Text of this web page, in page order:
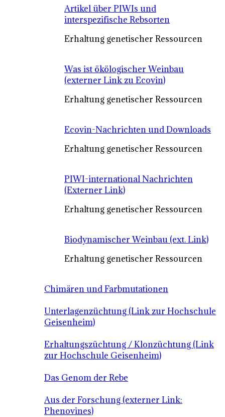
Artikel über PIWIs und
interspezifische Rebsorten
Erhaltung genetischer Ressourcen
Was ist ökölogischer Weinbau
(externer Link zu Ecovin)
Erhaltung genetischer Ressourcen
Ecovin-Nachrichten und Downloads
Erhaltung genetischer Ressourcen
PIWI-international Nachrichten
(Externer Link)
Erhaltung genetischer Ressourcen
Biodynamischer Weinbau (ext. Link)
Erhaltung genetischer Ressourcen
Chimären und Farbmutationen
Unterlagenzüchtung (Link zur Hochschule
Geisenheim)
Erhaltungszüchtung / Klonzüchtung (Link
zur Hochschule Geisenheim)
Das Genom der Rebe
Aus der Forschung (externer Link:
Phenovines)